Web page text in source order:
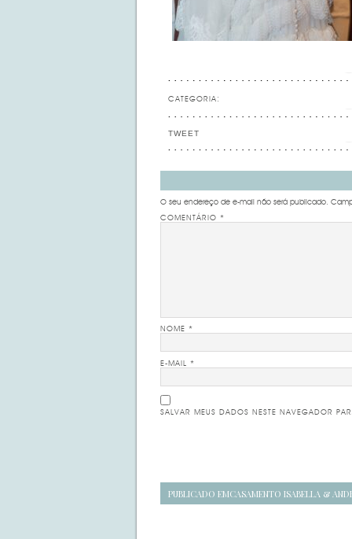
CATEGORIA:
TWEET
O seu endereço de e-mail não será publicado.
COMENTÁRIO *
NOME *
E-MAIL *
SALVAR MEUS DADOS NESTE NAVEGADOR
Navegação
PUBLICADO EMCASAMENTO ISABELLA &